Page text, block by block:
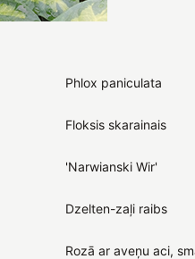
Phlox paniculata
Floksis skarainais
'Narwianski Wir'
Dzelten-zaļi raibs
Rozā ar aveņu aci,